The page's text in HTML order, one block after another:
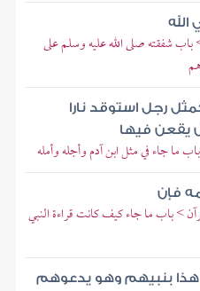
شفقته صلى الله عليه وسلم على
رجل استوقد نارا
يقعن فيها
ما جاء في مثل ابن آدم وأجله وأمله
فإن
> باب ما جاء كيف كانت قراءة النبي
بنبيهم وهو يدعوهم